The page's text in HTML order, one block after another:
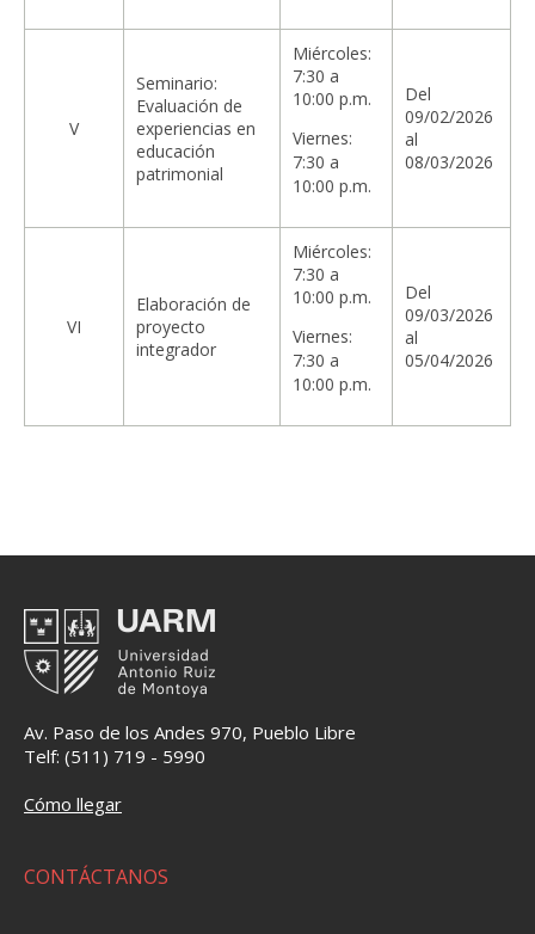
V
Seminario:
Evaluación de
experiencias en
educación
patrimonial
Miércoles:
7:30 a
10:00 p.m.
Viernes:
7:30 a
10:00 p.m.
Del
09/02/2026
al
08/03/2026
VI
Elaboración de
proyecto
integrador
Miércoles:
7:30 a
10:00 p.m.
Viernes:
7:30 a
10:00 p.m.
Del
09/03/2026
al
05/04/2026
Av. Paso de los Andes 970, Pueblo Libre
Telf: (511) 719 - 5990
Cómo llegar
CONTÁCTANOS